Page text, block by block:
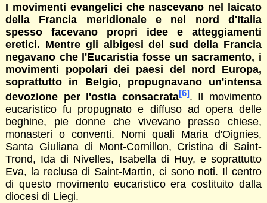
I movimenti evangelici che nascevano nel laicato
della Francia meridionale e nel nord d'Italia
spesso facevano propri idee e atteggiamenti
eretici. Mentre gli albigesi del sud della Francia
negavano che l'Eucaristia fosse un sacramento, i
movimenti popolari dei paesi del nord Europa,
soprattutto in Belgio, propugnavano un'intensa
devozione per l'ostia consacrata[6]. Il movimento
eucaristico fu propugnato e diffuso ad opera delle
beghine, pie donne che vivevano presso chiese,
monasteri o conventi. Nomi quali Maria d'Oignies,
Santa Giuliana di Mont-Cornillon, Cristina di Saint-
Trond, Ida di Nivelles, Isabella di Huy, e soprattutto
Eva, la reclusa di Saint-Martin, ci sono noti. Il centro
di questo movimento eucaristico era costituito dalla
diocesi di Liegi.